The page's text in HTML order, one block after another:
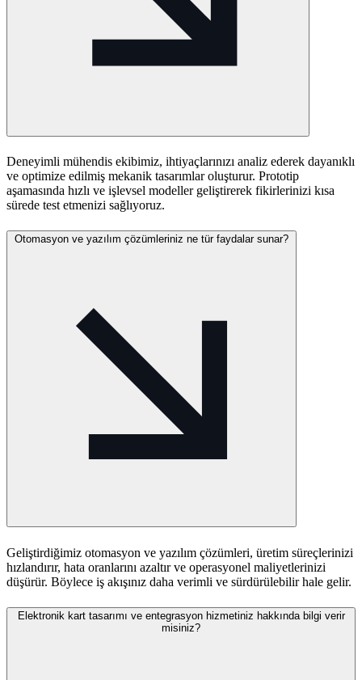
Deneyimli mühendis ekibimiz, ihtiyaçlarınızı analiz ederek dayanıklı
ve optimize edilmiş mekanik tasarımlar oluşturur. Prototip
aşamasında hızlı ve işlevsel modeller geliştirerek fikirlerinizi kısa
sürede test etmenizi sağlıyoruz.
Otomasyon ve yazılım çözümleriniz ne tür faydalar sunar?
Geliştirdiğimiz otomasyon ve yazılım çözümleri, üretim süreçlerinizi
hızlandırır, hata oranlarını azaltır ve operasyonel maliyetlerinizi
düşürür. Böylece iş akışınız daha verimli ve sürdürülebilir hale gelir.
Elektronik kart tasarımı ve entegrasyon hizmetiniz hakkında bilgi verir
misiniz?